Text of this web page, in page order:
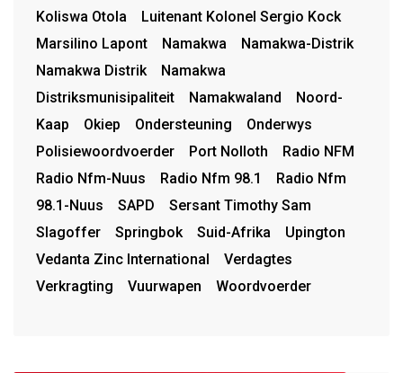
Koliswa Otola
Luitenant Kolonel Sergio Kock
Marsilino Lapont
Namakwa
Namakwa-Distrik
Namakwa Distrik
Namakwa
Distriksmunisipaliteit
Namakwaland
Noord-
Kaap
Okiep Ondersteuning
Onderwys
Polisiewoordvoerder
Port Nolloth
Radio NFM
Radio Nfm-Nuus
Radio Nfm 98.1
Radio Nfm
98.1-Nuus
SAPD
Sersant Timothy Sam
Slagoffer
Springbok Suid-Afrika
Upington
Vedanta Zinc International
Verdagtes
Verkragting
Vuurwapen Woordvoerder